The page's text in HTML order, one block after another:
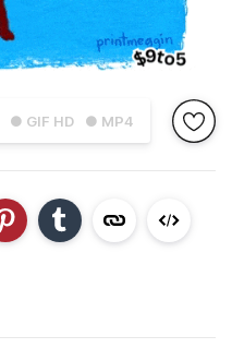
● GIF HD ● MP4